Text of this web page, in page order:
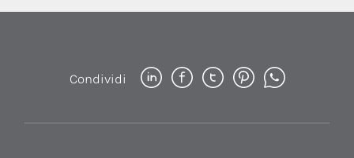
Condividi